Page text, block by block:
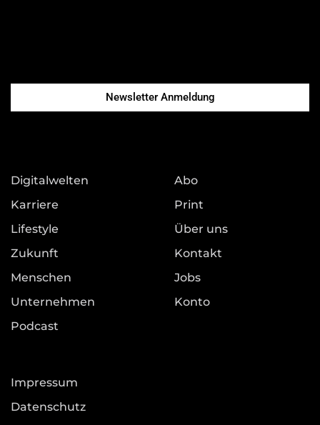
Newsletter Anmeldung
Digitalwelten
Karriere
Lifestyle
Zukunft
Menschen
Unternehmen
Podcast
Abo
Print
Über uns
Kontakt
Jobs
Konto
Impressum
Datenschutz